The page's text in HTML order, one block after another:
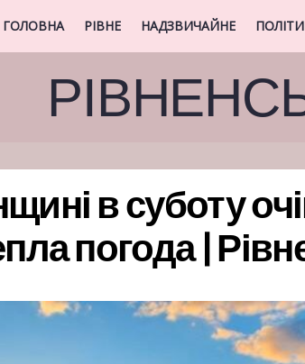
ГОЛОВНА РІВНЕ НАДЗВИЧАЙНЕ
в суботу
погода |